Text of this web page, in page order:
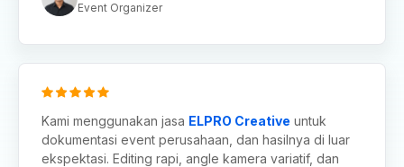
Event Organizer
Kami menggunakan jasa ELPRO Creative untuk
dokumentasi event perusahaan, dan hasilnya di luar
ekspektasi. Editing rapi, angle kamera variatif, dan